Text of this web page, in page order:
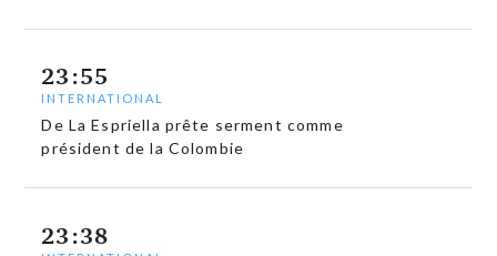
23:55
INTERNATIONAL
De La Espriella prête serment comme
président de la Colombie
23:38